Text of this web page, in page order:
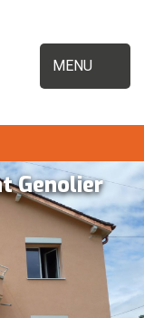
MENU
Genolier